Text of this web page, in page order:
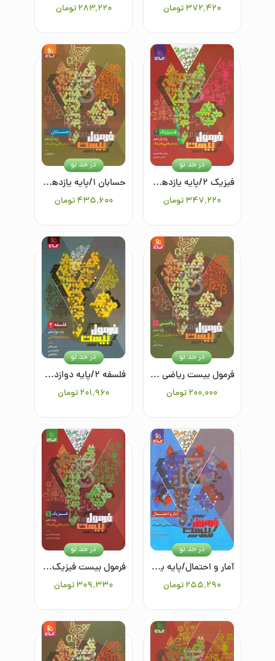
۳۷۲٬۴۲۰ تومان ۲۸۳٬۲۲۰ تومان
فیزیک ۲/پایه یازدهم/رشته ریاضی و فیزیک
۳۴۷٬۲۲۰ تومان
در حد نو
حسابان ۱/پایه یازدهم/رشته ریاضی و فیزیک
۴۳۵٬۶۰۰ تومان
در حد نو
فرمول بیست ریاضی ۱/پایه دهم رشته تجربی و ریاضی
۲۰۰٬۰۰۰تومان
در حد نو
فلسفه ۲/پایه دوازدهم رشته علوم انسانی
۲۰۱٬۹۶۰تومان
در حد نو
آمار و احتمال/پایه یازدهم/رشته ریاضی و فیزیک
۲۵۵٬۲۹۰ تومان
در حد نو
فرمول بیست فیزیک دهم ریاضی
۳۰۹٬۳۳۰تومان
در حد نو